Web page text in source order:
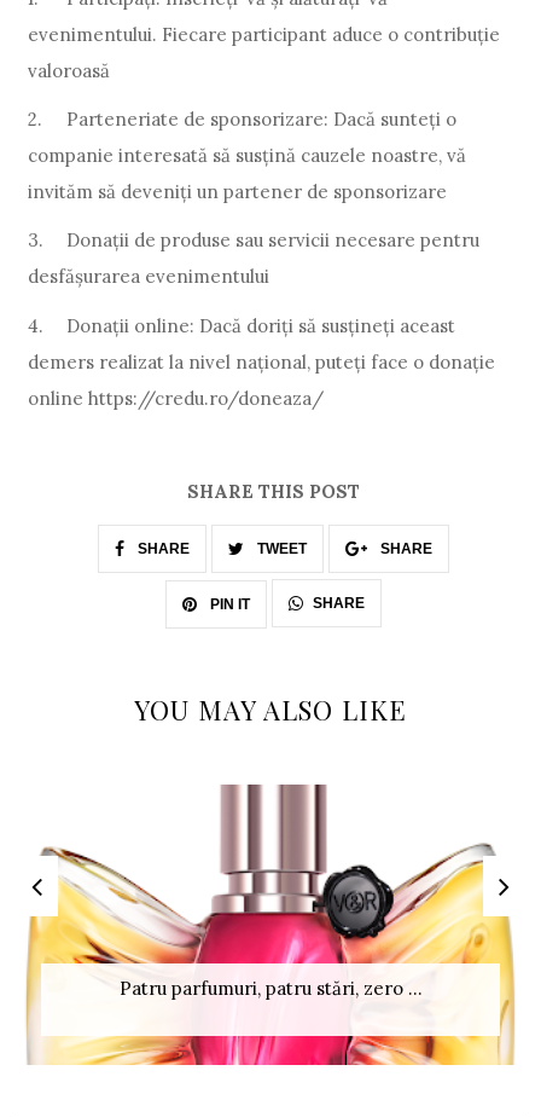
evenimentului. Fiecare participant aduce o contribuție
valoroasă
2.
Parteneriate de sponsorizare: Dacă sunteți o
companie interesată să susțină cauzele noastre, vă
invităm să deveniţi un partener de sponsorizare
3.
Donații de produse sau servicii necesare pentru
desfăşurarea evenimentului
4.
Donații online: Dacă doriți să susțineți aceast
demers realizat la nivel național, puteți face o donație
online https://credu.ro/doneaza/
SHARE THIS POST
SHARE TWEET SHARE
PIN IT SHARE
YOU MAY ALSO LIKE
Patru parfumuri, patru stări, zero ...